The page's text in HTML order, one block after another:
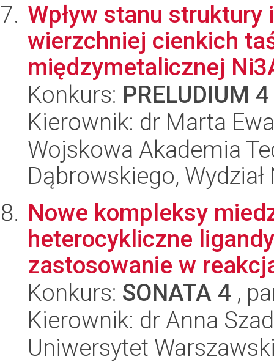
Wpływ stanu
wierzchniej cienkich
międzymetalicznej
Konkurs: PRELUDIUM 4
Kierownik: dr Marta
Wojskowa Akademia
Dąbrowskiego,
Nowe kompleksy
heterocykliczne
zastosowanie w
Konkurs: SONATA 4 ,
Kierownik: dr Anna
Uniwersytet